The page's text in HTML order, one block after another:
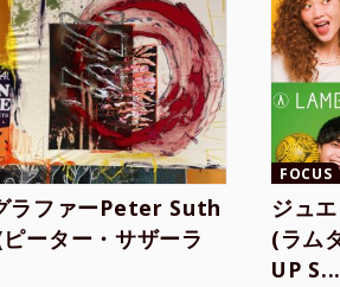
ラファーPeter Suth
ーター・サザーラ
FOCUS
ジュ
(ラム
UP S...